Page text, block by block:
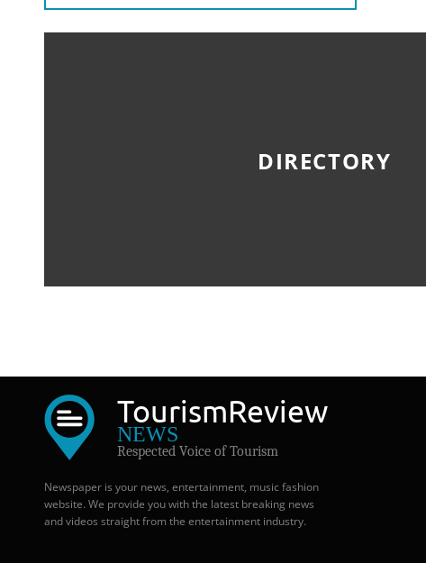
DIRECTORY
TourismReview
NEWS
Respected Voice of Tourism
Newspaper is your news, entertainment, music fashion
website. We provide you with the latest breaking news
and videos straight from the entertainment industry.